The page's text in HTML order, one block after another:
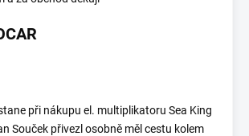
při nákupu el. multiplikatoru Sea King
Souček přivezl osobně měl cestu kolem